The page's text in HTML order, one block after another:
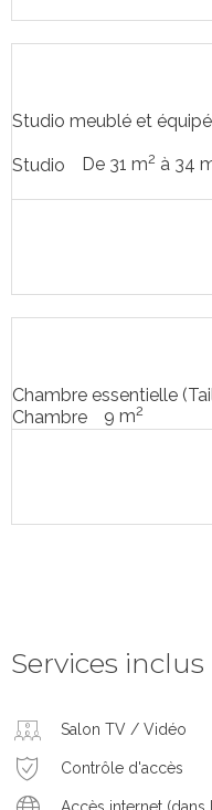
Studio meublé et
Studio De 31 m2 à 34
Chambre essentielle
Chambre
9 m2
Services inclus
Salon TV / Vidéo
Contrôle d'accès